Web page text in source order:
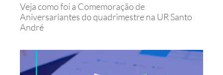
Veja como foi a Comemoração de
Aniversariantes do quadrimestre na UR Santo
André